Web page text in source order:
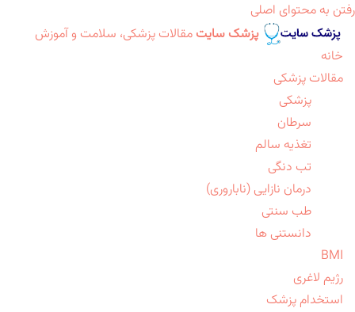
رفتن به محتوای اصلی
پزشک سایت مقالات پزشکی، سلامت و آموزش
خانه
مقالات پزشکی
پزشکی
سرطان
تغذیه سالم
تب دنگی
درمان نازایی (ناباروری)
طب سنتی
دانستنی ها
BMI
رژیم لاغری
استخدام پزشک